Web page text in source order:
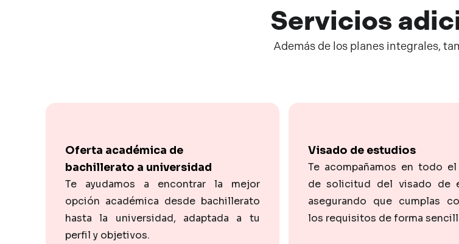
Servicios
Además de los planes integrales,
Oferta académica de
bachillerato a universidad
Te ayudamos a encontrar la mejor
opción académica desde bachillerato
hasta la universidad, adaptada a tu
perfil y objetivos.
Visado de estudios
Te acompañamos en todo
de solicitud del visado de
asegurando que cumplas
los requisitos de forma